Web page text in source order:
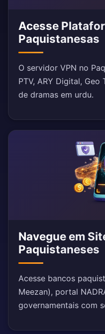
Acesse
Paquistanesas
O servidor VPN no
PTV, ARY Digital, Geo
de dramas em urdu.
Navegue em
Paquistaneses
Acesse bancos
Meezan), portal
governamentais com